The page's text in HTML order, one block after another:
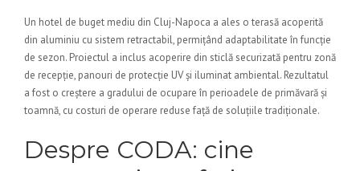
Un hotel de buget mediu din Cluj-Napoca a ales o terasă acoperită
din aluminiu cu sistem retractabil, permițând adaptabilitate în funcție
de sezon. Proiectul a inclus acoperire din sticlă securizată pentru zonă
de recepție, panouri de protecție UV și iluminat ambiental. Rezultatul
a fost o creștere a gradului de ocupare în perioadele de primăvară și
toamnă, cu costuri de operare reduse față de soluțiile tradiționale.
Despre CODA: cine